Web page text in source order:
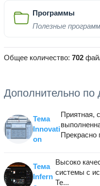
Программы
Полезные
Общее количество: 702
Дополнительно по
Тема
Innovati
on
Приятная,
Прекрасно
Тема
Infern
Высоко
системы с
Те...